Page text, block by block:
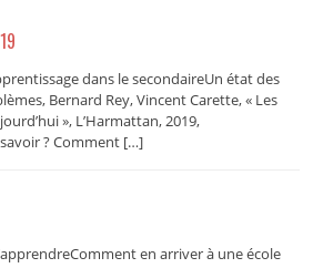
dans le secondaireUn état des
Bernard Rey, Vincent Carette, « Les
», L’Harmattan, 2019,
savoir ? Comment […]
en arriver à une école